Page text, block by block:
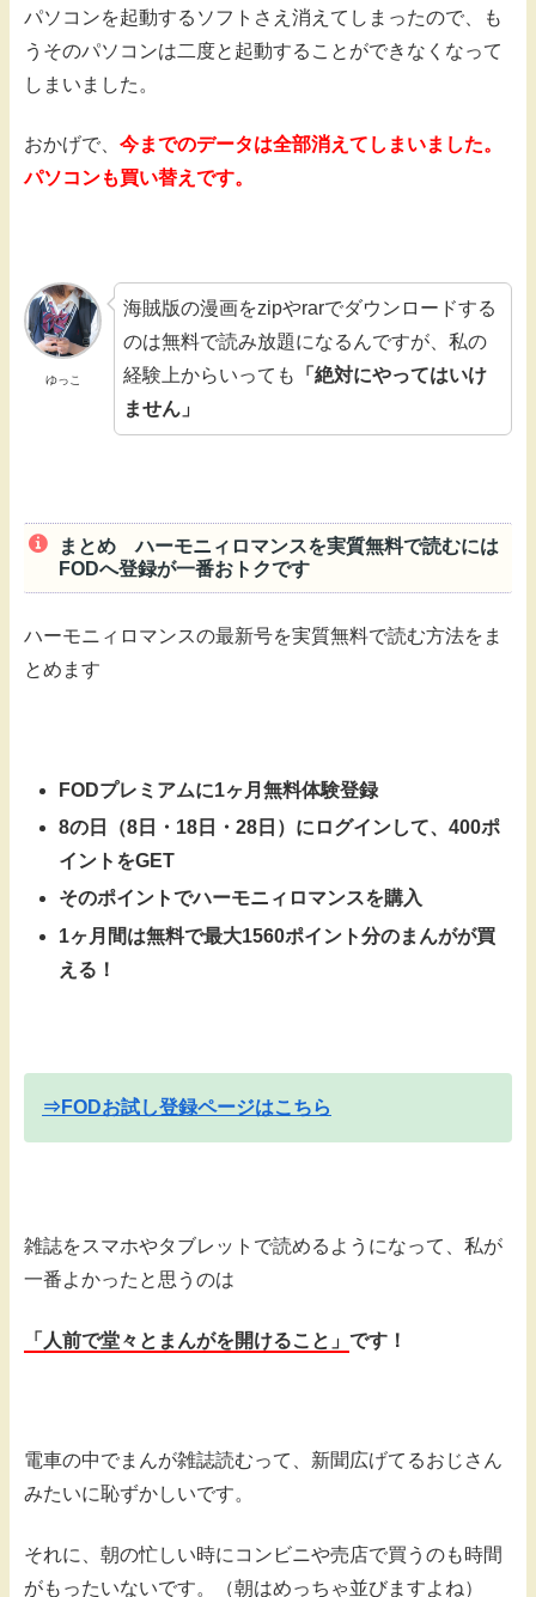
パソコンを起動するソフトさえ消えてしまったので、も
うそのパソコンは二度と起動することができなくなって
しまいました。
おかげで、 今までのデータは全部消えてしまいました。
パソコンも買い替えです。
ゆっこ
海賊版の漫画をzipやrarでダウンロードする
のは無料で読み放題になるんですが、私の
経験上からいっても
「絶対にやってはいけ
ません」
まとめ ハーモニィロマンスを実質無料で読むには
FODへ登録が一番おトクです
ハーモニィロマンスの最新号を実質無料で読む方法をま
とめます
FODプレミアムに1ヶ月無料体験登録
8の日（8日・18日・28日）にログインして、400ポ
イントをGET
そのポイントでハーモニィロマンスを購入
1ヶ月間は無料で最大1560ポイント分のまんがが買
える！
⇒FODお試し登録ページはこちら
雑誌をスマホやタブレットで読めるようになって、私が
一番よかったと思うのは
「人前で堂々とまんがを開けること」 です！
電車の中でまんが雑誌読むって、新聞広げてるおじさん
みたいに恥ずかしいです。
それに、朝の忙しい時にコンビニや売店で買うのも時間
がもったいないです。（朝はめっちゃ並びますよね）